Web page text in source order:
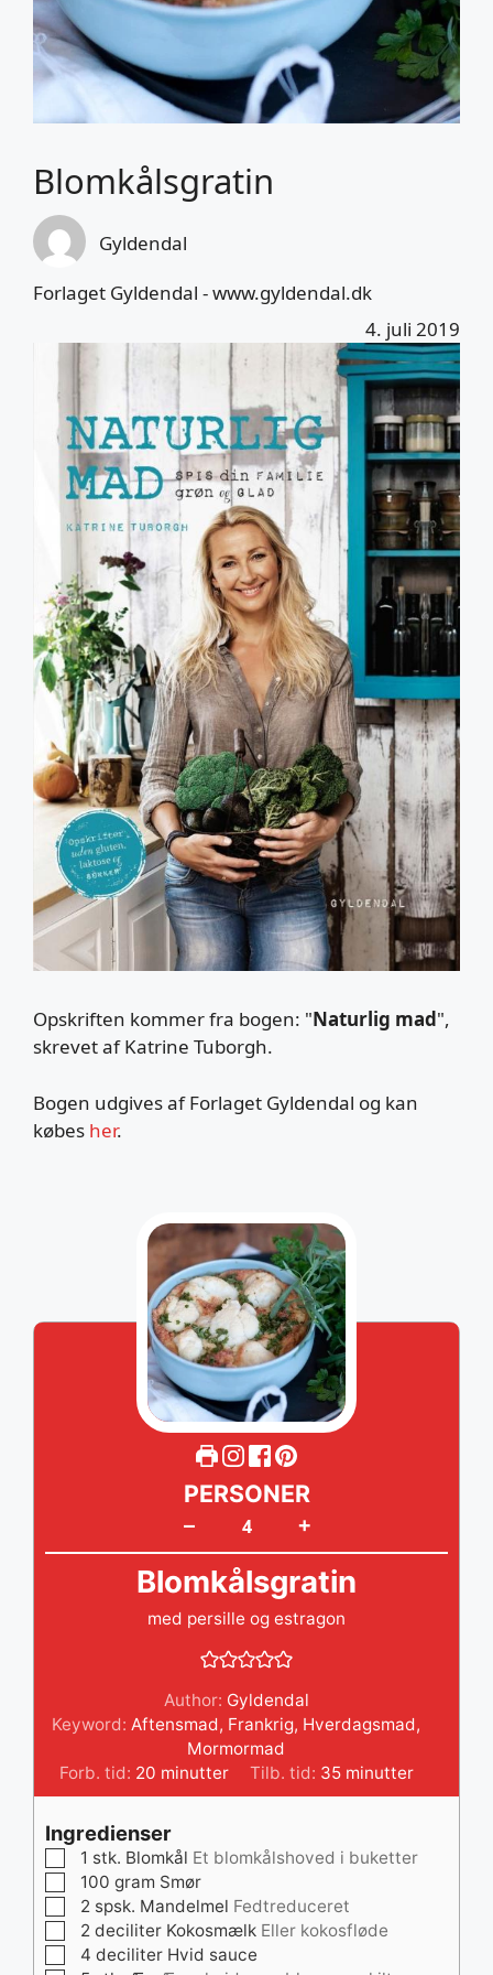
Blomkålsgratin
Gyldendal
Forlaget Gyldendal - www.gyldendal.dk
4. juli 2019
Opskriften kommer fra bogen: "Naturlig mad",
skrevet af Katrine Tuborgh.
Bogen udgives af Forlaget Gyldendal og kan
købes her.
– +
PERSONER
Blomkålsgratin
med persille og estragon
Author: Gyldendal
Keyword:Aftensmad, Frankrig, Hverdagsmad,
Mormormad
Forb. tid: 20 minutter
minutter Tilb. tid: 35minutter
minutter
Ingredienser
▢1 stk. Blomkål Et blomkålshoved i buketter
▢100 gram Smør
▢
2 spsk. Mandelmel Fedtreduceret
▢
2 deciliter Kokosmælk Eller kokosfløde
▢
4 deciliter Hvid sauce